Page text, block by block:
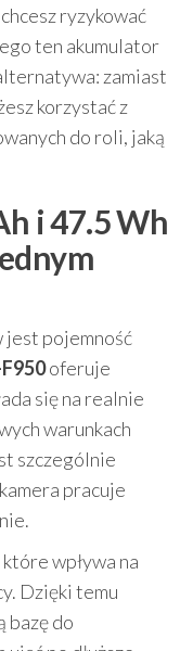
ryzykować
ten akumulator
zamiast
korzystać z
do roli, jaką
i 47.5 Wh
jest pojemność
oferuje
się na realnie
warunkach
szczególnie
pracuje
które wpływa na
Dzięki temu
bazę do